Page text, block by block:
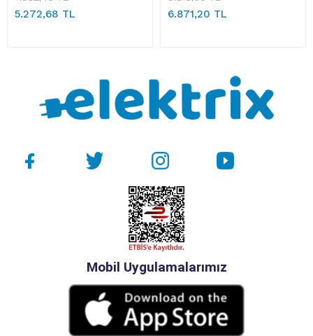
5.272,68 TL 6.871,20 TL
Mobil Uygulamalarımız